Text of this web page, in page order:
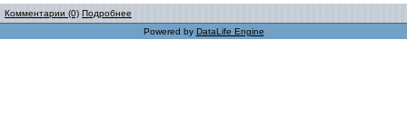
Комментарии (0) Подробнее
Powered by DataLife Engine